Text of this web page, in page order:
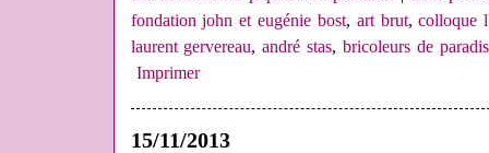
fondation john et eugénie bost, art brut,colloque
laurent gervereau,andré stas, bricoleurs de paradis
Imprimer
15/11/2013